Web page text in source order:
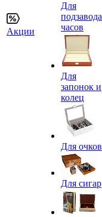
Акции
Для
подзавода
часов
Для
запонок и
колец
Для очков
Для сигар